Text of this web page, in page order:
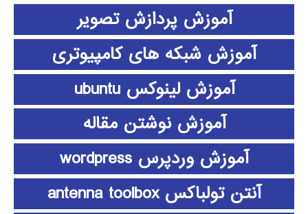
آموزش پردازش تصویر
آموزش شبکه های کامپیوتری
آموزش لینوکس ubuntu
آموزش نوشتن مقاله
آموزش وردپرس wordpress
آنتن تولباکس antenna toolbox